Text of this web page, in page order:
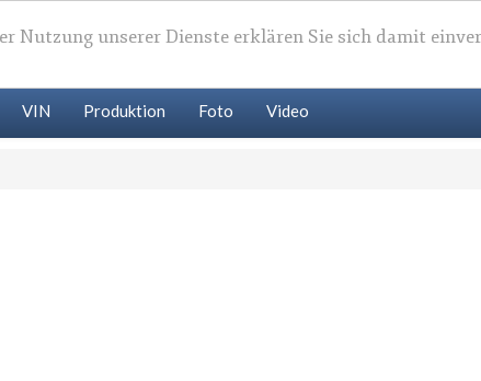
Nutzung unserer Dienste erklären Sie sich damit
VIN Produktion Foto Video